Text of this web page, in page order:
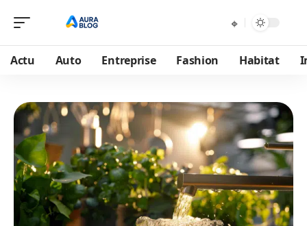
Actu Auto Entreprise Fashion Habitat